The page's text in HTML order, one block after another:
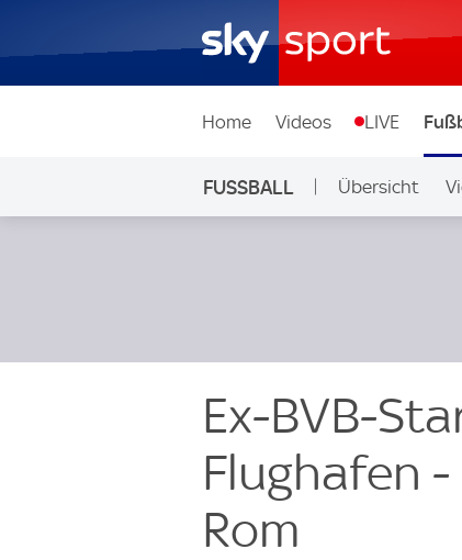
Home Videos LIVE
FUSSBALL Übersicht
Ex-BVB-
Flughafen
Rom